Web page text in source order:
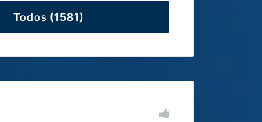
Todos (1581)